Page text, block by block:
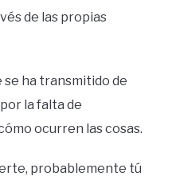
de las propias
se ha transmitido de
la falta de
ocurren las cosas.
probablemente tú